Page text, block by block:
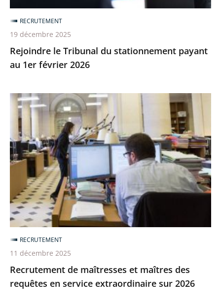
2026
Rejoindre le Tribunal du stationnement payant
au 1er février 2026
RECRUTEMENT
19 décembre 2025
Recrutement
maîtresses
et
maîtres
des
requêtes
en
service
extraordinaire
sur
2026
Recrutement de maîtresses et maîtres des
requêtes en service extraordinaire sur 2026
RECRUTEMENT
11 décembre 2025